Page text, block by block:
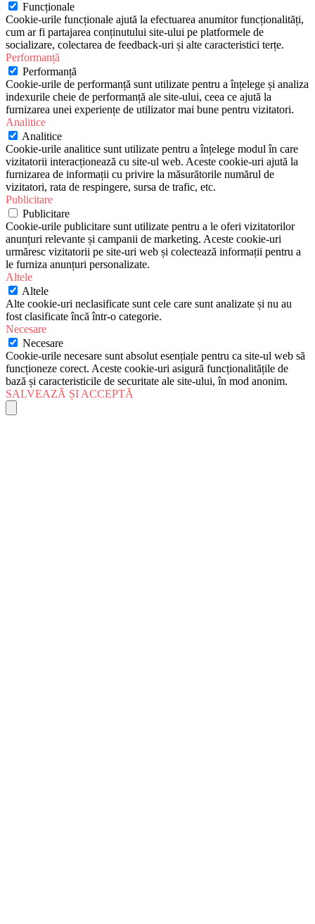
Funcționale
Cookie-urile funcționale ajută la efectuarea anumitor funcționalități,
cum ar fi partajarea conținutului site-ului pe platformele de
socializare, colectarea de feedback-uri și alte caracteristici terțe.
Performanță
Performanță
Cookie-urile de performanță sunt utilizate pentru a înțelege și analiza
indexurile cheie de performanță ale site-ului, ceea ce ajută la
furnizarea unei experiențe de utilizator mai bune pentru vizitatori.
Analitice
Analitice
Cookie-urile analitice sunt utilizate pentru a înțelege modul în care
vizitatorii interacționează cu site-ul web. Aceste cookie-uri ajută la
furnizarea de informații cu privire la măsurătorile numărul de
vizitatori, rata de respingere, sursa de trafic, etc.
Publicitare
Publicitare
Cookie-urile publicitare sunt utilizate pentru a le oferi vizitatorilor
anunțuri relevante și campanii de marketing. Aceste cookie-uri
urmăresc vizitatorii pe site-uri web și colectează informații pentru a
le furniza anunțuri personalizate.
Altele
Altele
Alte cookie-uri neclasificate sunt cele care sunt analizate și nu au
fost clasificate încă într-o categorie.
Necesare
Necesare
Cookie-urile necesare sunt absolut esențiale pentru ca site-ul web să
funcționeze corect. Aceste cookie-uri asigură funcționalitățile de
bază și caracteristicile de securitate ale site-ului, în mod anonim.
SALVEAZĂ ȘI ACCEPTĂ